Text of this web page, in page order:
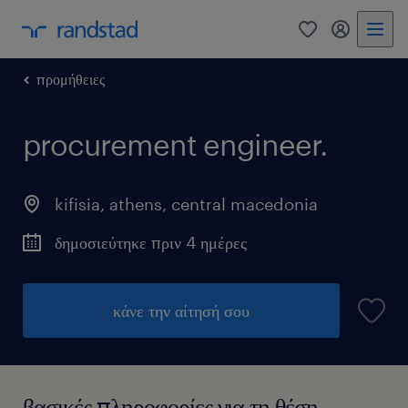
0 my
προμήθειες
procurement engineer.
kifisia, athens, central macedonia
δημοσιεύτηκε πριν 4 ημέρες
κάνε την αίτησή σου